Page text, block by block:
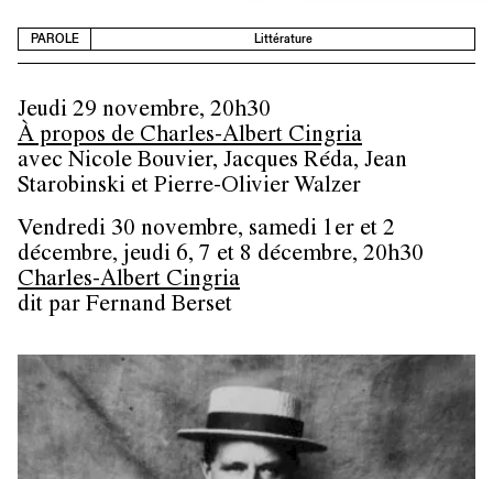
PAROLE Littérature
Jeudi 29 novembre, 20h30
À propos de Charles-Albert Cingria
avec Nicole Bouvier, Jacques Réda, Jean
Starobinski et Pierre-Olivier Walzer
Vendredi 30 novembre, samedi 1er et 2
décembre, jeudi 6, 7 et 8 décembre, 20h30
Charles-Albert Cingria
dit par Fernand Berset